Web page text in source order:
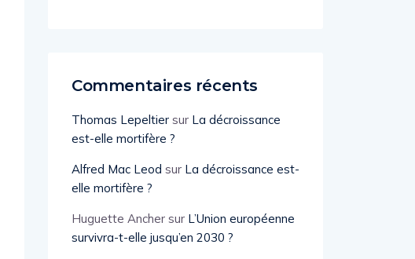
Commentaires récents
Thomas Lepeltier sur La décroissance
est-elle mortifère ?
Alfred Mac Leod sur La décroissance est-
elle mortifère ?
Huguette Ancher sur L’Union européenne
survivra-t-elle jusqu’en 2030 ?